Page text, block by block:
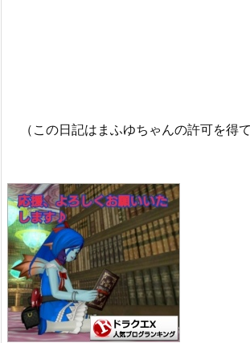
（この日記はまふゆちゃんの許可を得て